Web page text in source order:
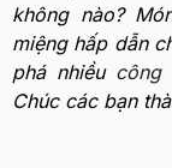
không nào?
miệng hấp dẫn
phá nhiều công
Chúc các bạn